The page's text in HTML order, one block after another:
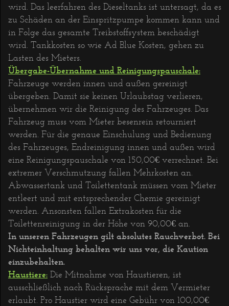
wird. Das leerfahren des Dieseltanks ist untersagt, da es
zu Schäden an der Einspritzpumpe kommen kann und
in Folge das gesamte Treibstoffsystem beschädigt
wird. Tankkosten so wie Ad Blue Kosten, gehen zu
Lasten des Mieters.
Übergabe-Übernahme und Reinigungspauschale:
Fahrzeuge werden innen und außen gereinigt
übergeben. Damit sie keinen Urlaubstag verlieren,
übernehmen wir die Reinigung des Fahrzeuges. Das
Fahrzeug muss vom Mieter besenrein retourniert
werden. Für die genaue Einschulung und Bedienung
des Fahrzeuges, Endreinigung innen und außen wird
eine Reinigungspauschale von 150,00€ verrechnet. Bei
extremer Verschmutzung fallen Mehrkosten an.
Abwassertank und Toilettentank müssen vom Mieter
entleert und mit entsprechender Chemie gereinigt
werden. Ansonsten fallen Extrakosten für die
Toilettenreinigung in der Höhe von 90,00€ an.
In unseren Fahrzeugen gilt absolutes Rauchverbot. Bei
Nichteinhaltung behalten wir uns vor, die Kaution
einzubehalten.
Haustiere: Die Mitnahme von Haustieren, ist
ausschließlich nach Rücksprache mit dem Vermieter
erlaubt. Pro Haustier wird eine Gebühr von 100,00€